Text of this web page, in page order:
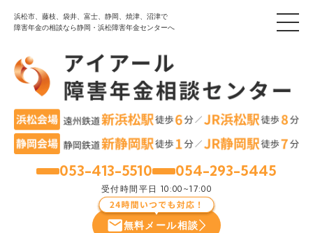
浜松市、藤枝、袋井、富士、静岡、焼津、沼津で
障害年金の相談なら静岡・浜松障害年金センターへ
053-413-5510 054-293-5445
受付時間 平日 10:00~17:00
無料メール相談